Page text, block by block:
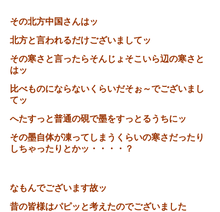
その北方中国さんはッ
北方と言われるだけございましてッ
その寒さと言ったらそんじょそこいら辺の寒さと
はッ
比べものにならないくらいだそぉ～でございまし
てッ
へたすっと普通の硯で墨をすっとるうちにッ
その墨自体が凍ってしまうくらいの寒さだったり
しちゃったりとかッ・・・・？
なもんでございます故ッ
昔の皆様はパピッと考えたのでございました